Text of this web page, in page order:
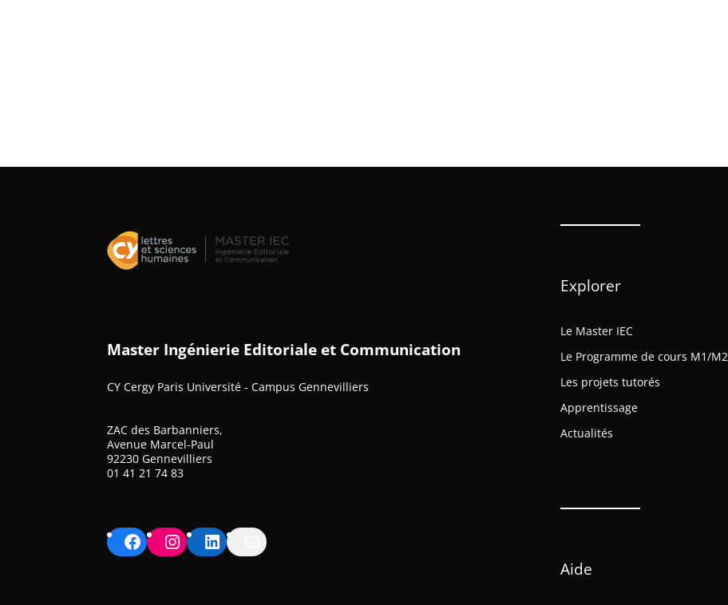
Master Ingénierie Editoriale et Communication
CY Cergy Paris Université - Campus Gennevilliers
ZAC des Barbanniers,
Avenue Marcel-Paul
92230 Gennevilliers
01 41 21 74 83
Facebook Instagram LinkedIn
Explorer
Le Master IEC
Le Programme de cours M1/M2
Les projets tutorés
Apprentissage
Actualités
Aide